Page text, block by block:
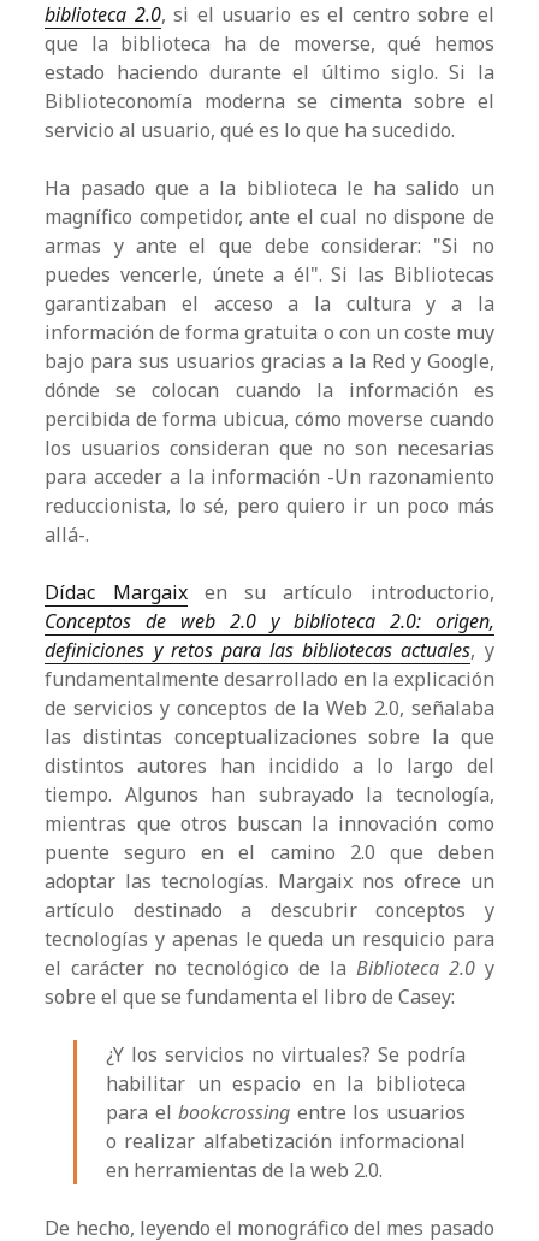
biblioteca 2.0, si el usuario es el centro sobre el
que la biblioteca ha de moverse, qué hemos
estado haciendo durante el último siglo. Si la
Biblioteconomía moderna se cimenta sobre el
servicio al usuario, qué es lo que ha sucedido.
Ha pasado que a la biblioteca le ha salido un
magnífico competidor, ante el cual no dispone de
armas y ante el que debe considerar: "Si no
puedes vencerle, únete a él". Si las Bibliotecas
garantizaban el acceso a la cultura y a la
información de forma gratuita o con un coste muy
bajo para sus usuarios gracias a la Red y Google,
dónde se colocan cuando la información es
percibida de forma ubicua, cómo moverse cuando
los usuarios consideran que no son necesarias
para acceder a la información -Un razonamiento
reduccionista, lo sé, pero quiero ir un poco más
allá-.
Dídac Margaixen su artículo introductorio,
Conceptos de web 2.0 y biblioteca 2.0: origen,
definiciones y retos para las bibliotecas actuales, y
fundamentalmente desarrollado en la explicación
de servicios y conceptos de la Web 2.0, señalaba
las distintas conceptualizaciones sobre la que
distintos autores han incidido a lo largo del
tiempo. Algunos han subrayado la tecnología,
mientras que otros buscan la innovación como
puente seguro en el camino 2.0 que deben
adoptar las tecnologías. Margaix nos ofrece un
artículo destinado a descubrir conceptos y
tecnologías y apenas le queda un resquicio para
el carácter no tecnológico de la Biblioteca 2.0y
sobre el que se fundamenta el libro de Casey:
¿Y los servicios no virtuales? Se podría
habilitar un espacio en la biblioteca
para elbookcrossing entre los usuarios
o realizar alfabetización informacional
en herramientas de la web 2.0.
De hecho, leyendo el monográfico del mes pasado